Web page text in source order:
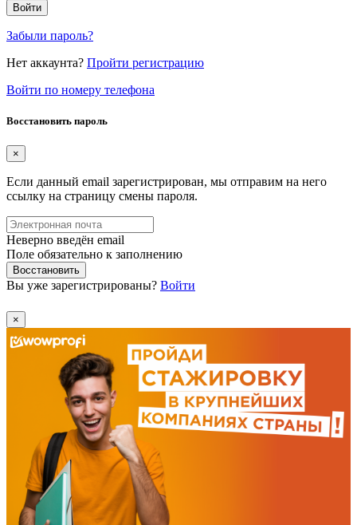
Войти
Забыли пароль?
Нет аккаунта? Пройти регистрацию
Войти по номеру телефона
Восстановить пароль
×
Если данный email зарегистрирован, мы отправим на него
ссылку на страницу смены пароля.
Неверно введён email
Поле обязательно к заполнению
Восстановить
Вы уже зарегистрированы? Войти
×